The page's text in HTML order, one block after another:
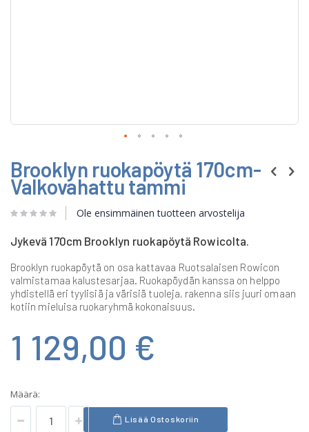
to
the
beginning
the
gallery
Brooklyn ruokapöytä 170cm-
Valkovahattu tammi
Ole ensimmäinen tuotteen arvostelija
Jykevä 170cm Brooklyn ruokapöytä Rowicolta.
Brooklyn ruokapöytä on osa kattavaa Ruotsalaisen Rowicon
valmistamaa kalustesarjaa. Ruokapöydän kanssa on helppo
yhdistellä eri tyylisiä ja värisiä tuoleja, rakenna siis juuri omaan
kotiin mieluisa ruokaryhmä kokonaisuus.
1 129,00 €
Määrä:
Lisää Ostoskoriin